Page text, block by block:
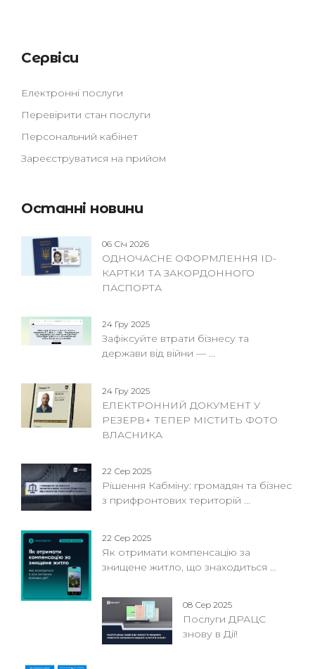
Сервіси
Електронні послуги
Перевірити стан послуги
Персональний кабінет
Зареєструватися на прийом
Останні новини
06 Січ 2026
ОДНОЧАСНЕ ОФОРМЛЕННЯ ID-
КАРТКИ ТА ЗАКОРДОННОГО
ПАСПОРТА
24 Гру 2025
Зафіксуйте втрати бізнесу та
держави від війни — ...
24 Гру 2025
ЕЛЕКТРОННИЙ ДОКУМЕНТ У
РЕЗЕРВ+ ТЕПЕР МІСТИТЬ ФОТО
ВЛАСНИКА
22 Сер 2025
Рішення Кабміну: громадян та бізнес
з прифронтових територій ...
22 Сер 2025
Як отримати компенсацію за
знищене житло, що знаходиться ...
08 Сер 2025
Послуги ДРАЦС
знову в Дії!